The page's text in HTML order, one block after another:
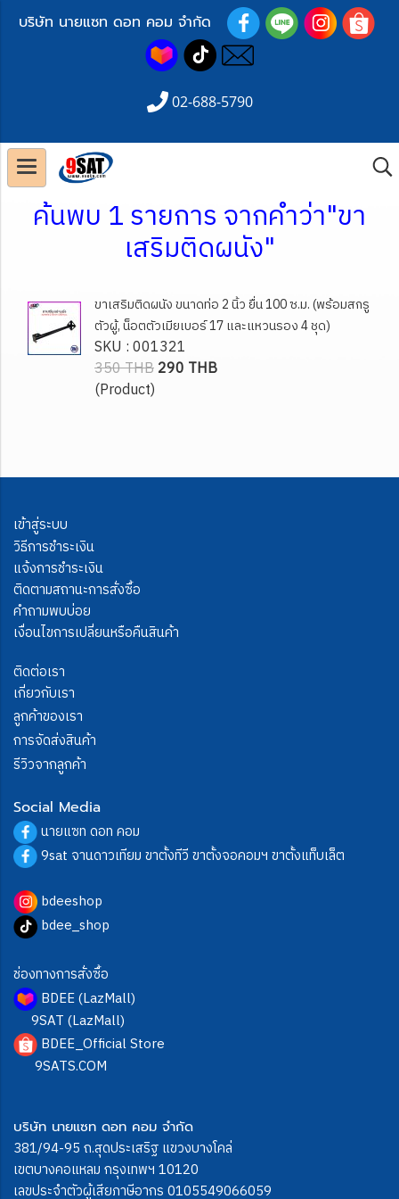
บริษัท นายแซท ดอท คอม จำกัด
02-688-5790
ค้นพบ 1 รายการ จากคำว่า"ขา
เสริมติดผนัง"
ขาเสริมติดผนัง ขนาดท่อ 2 นิ้ว ยื่น 100 ซ.ม. (พร้อมสกรู
ตัวผู้, น็อตตัวเมียเบอร์ 17 และแหวนรอง 4 ชุด)
SKU : 001321
350 THB290 THB
(Product)
เข้าสู่ระบบ
วิธีการชำระเงิน
แจ้งการชำระเงิน
ติดตามสถานะการสั่งซื้อ
คำถามพบบ่อย
เงื่อนไขการเปลี่ยนหรือคืนสินค้า
ติดต่อเรา
เกี่ยวกับเรา
ลูกค้าของเรา
การจัดส่งสินค้า
รีวิวจากลูกค้า
Social Media
นายแซท ดอท คอม
9sat จานดาวเทียม ขาตั้งทีวี ขาตั้งจอคอมฯ ขาตั้งแท็บเล็ต
bdeeshop
bdee_shop
ช่องทางการสั่งซื้อ
BDEE (LazMall)
9SAT (LazMall)
BDEE_Official Store
9SATS.COM
บริษัท นายแซท ดอท คอม จำกัด
381/94-95 ถ.สุดประเสริฐ แขวงบางโคล่
เขตบางคอแหลม กรุงเทพฯ 10120
เลขประจำตัวผู้เสียภาษีอากร 0105549066059